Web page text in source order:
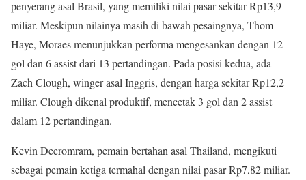
penyerang asal Brasil, yang memiliki nilai pasar sekitar Rp13,9
miliar. Meskipun nilainya masih di bawah pesaingnya, Thom
Haye, Moraes menunjukkan performa mengesankan dengan 12
gol dan 6 assist dari 13 pertandingan. Pada posisi kedua, ada
Zach Clough, winger asal Inggris, dengan harga sekitar Rp12,2
miliar. Clough dikenal produktif, mencetak 3 gol dan 2 assist
dalam 12 pertandingan.
Kevin Deeromram, pemain bertahan asal Thailand, mengikuti
sebagai pemain ketiga termahal dengan nilai pasar Rp7,82 miliar.